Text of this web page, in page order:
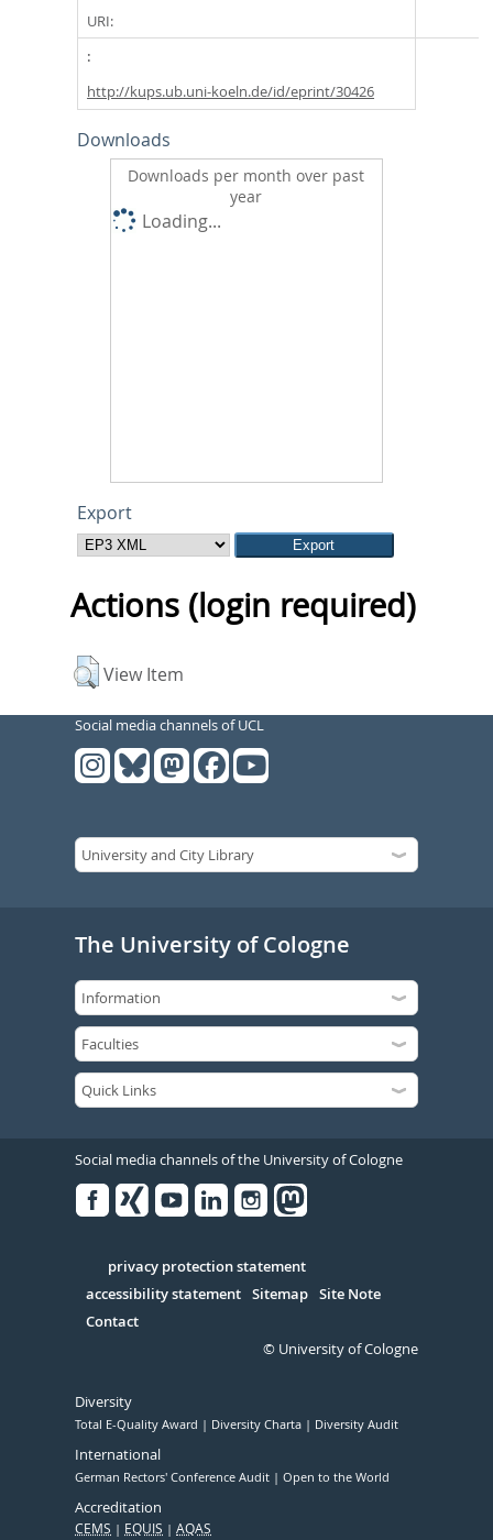
URI:
http://kups.ub.uni-koeln.de/id/eprint/30426
Downloads
Downloads per month over past
year
Loading...
Export
Actions (login required)
View Item
Social media channels of UCL
The University of Cologne
Social media channels of the University of Cologne
Serivce
privacy protection statement
accessibility statement Sitemap Site Note
Contact
© University of Cologne
Diversity
Total E-Quality Award Diversity Charta Diversity Audit
International
German Rectors' Conference Audit Open to the World
Accreditation
CEMS EQUIS AQAS